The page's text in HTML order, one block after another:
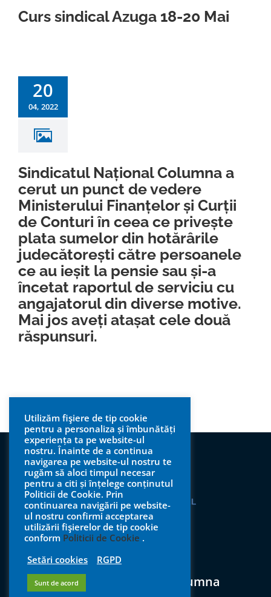
Curs sindical Azuga 18-20 Mai
20
04, 2022
Sindicatul Național Columna a
cerut un punct de vedere
Ministerului Finanțelor și Curții
de Conturi în ceea ce privește
plata sumelor din hotărârile
judecătorești către persoanele
ce au ieșit la pensie sau și-a
încetat raportul de serviciu cu
angajatorul din diverse motive.
Mai jos aveți atașat cele două
răspunsuri.
Utilizăm fişiere de tip cookie
pentru a personaliza și îmbunătăți
experiența ta pe website-ul
nostru. Înainte de a continua
navigarea pe website-ul nostru te
rugăm să aloci timpul necesar
pentru a citi și înțelege conținutul
Politicii de Cookie. Prin
continuarea navigării pe website-
ul nostru confirmi acceptarea
utilizării fişierelor de tip cookie
conform Politicii de Cookie .
Setări cookies
RGPD
Sunt de acord